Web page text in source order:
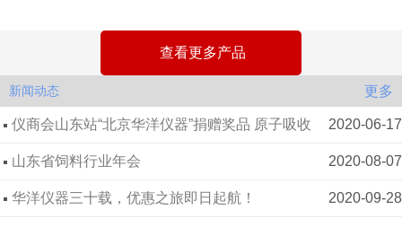
查看更多产品
新闻动态 更多
2020-06-17
仪商会山东站“北京华洋仪器”捐赠奖品 原子吸收
分光光度计 2020-08-07
山东省饲料行业年会
2020-09-28
华洋仪器三十载，优惠之旅即日起航！